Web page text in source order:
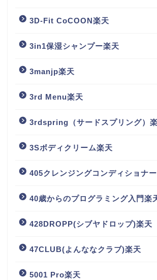
3D-Fit CoCOON楽天
3in1保湿シャンプー楽天
3manjp楽天
3rd Menu楽天
3rdspring（サードスプリング）
3Sボディクリーム楽天
405クレンジングコンディショナ
40歳からのプログラミング入門楽
428DROPP(シブヤドロップ)楽天
47CLUB(よんななクラブ)楽天
5001 Pro楽天